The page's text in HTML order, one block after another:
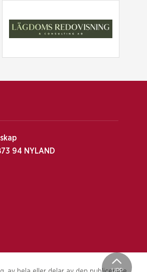
94 NYLAND